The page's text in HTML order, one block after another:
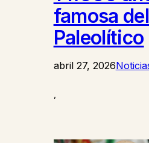
famosa del
Paleolítico
abril 27, 2026
,